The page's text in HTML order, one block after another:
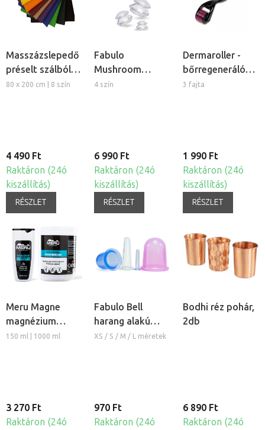
Masszázslepedő
préselt szálból,
5db
80 x 200 cm | 8 szín
4 490 Ft
Raktáron (24ó
kiszállítás)
RÉSZLET
Fabulo
Mushroom
gomba alakú
4 szín
6 990 Ft
Raktáron (24ó
kiszállítás)
RÉSZLET
Dermaroller -
bőrregeneráló
tűs henger
3 fajta
1 990 Ft
Raktáron (24ó
kiszállítás)
RÉSZLET
Meru Magne
magnézium
masszázs krém
150 ml | 1000 ml
3 270 Ft
Raktáron (24ó
Fabulo Bell
harang alakú
szilikon köpöly
XS / S / M / L méretek
970 Ft
Raktáron (24ó
Bodhi réz pohár,
2db
6 890 Ft
Raktáron (24ó